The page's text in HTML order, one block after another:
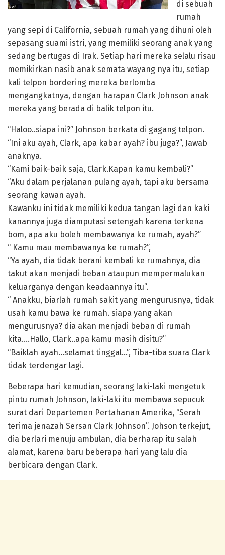
di sebuah
rumah
yang sepi di California, sebuah rumah yang dihuni oleh
sepasang suami istri, yang memiliki seorang anak yang
sedang bertugas di Irak. Setiap hari mereka selalu risau
memikirkan nasib anak semata wayang nya itu, setiap
kali telpon bordering mereka berlomba
mengangkatnya, dengan harapan Clark Johnson anak
mereka yang berada di balik telpon itu.
“Haloo..siapa ini?” Johnson berkata di gagang telpon.
“Ini aku ayah, Clark, apa kabar ayah? ibu juga?”, Jawab
anaknya.
“Kami baik-baik saja, Clark.Kapan kamu kembali?”
“Aku dalam perjalanan pulang ayah, tapi aku bersama
seorang kawan ayah.
Kawanku ini tidak memiliki kedua tangan lagi dan kaki
kanannya juga diamputasi setengah karena terkena
bom, apa aku boleh membawanya ke rumah, ayah?”
“ Kamu mau membawanya ke rumah?”,
“Ya ayah, dia tidak berani kembali ke rumahnya, dia
takut akan menjadi beban ataupun mempermalukan
keluarganya dengan keadaannya itu”.
“ Anakku, biarlah rumah sakit yang mengurusnya, tidak
usah kamu bawa ke rumah. siapa yang akan
mengurusnya? dia akan menjadi beban di rumah
kita….Hallo, Clark..apa kamu masih disitu?”
“Baiklah ayah…selamat tinggal…”, Tiba-tiba suara Clark
tidak terdengar lagi.
Beberapa hari kemudian, seorang laki-laki mengetuk
pintu rumah Johnson, laki-laki itu membawa sepucuk
surat dari Departemen Pertahanan Amerika, “Serah
terima jenazah Sersan Clark Johnson”. Johson terkejut,
dia berlari menuju ambulan, dia berharap itu salah
alamat, karena baru beberapa hari yang lalu dia
berbicara dengan Clark.